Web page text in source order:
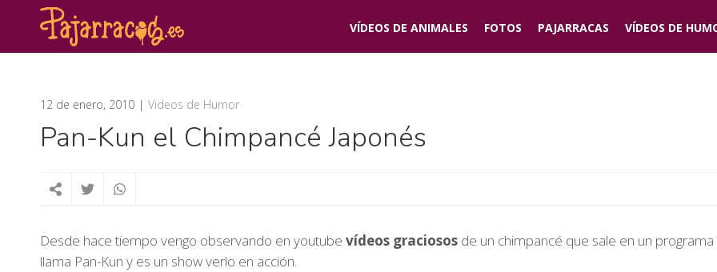
VÍDEOS DE ANIMALES FOTOS PAJARRACAS VÍDEOS DE
12 de enero, 2010 Videos de Humor
Pan-Kun el Chimpancé Japonés
Desde hace tiempo vengo observando en youtube vídeos graciosos de un chimpancé que sale en un
llama Pan-Kun y es un show verlo en acción.